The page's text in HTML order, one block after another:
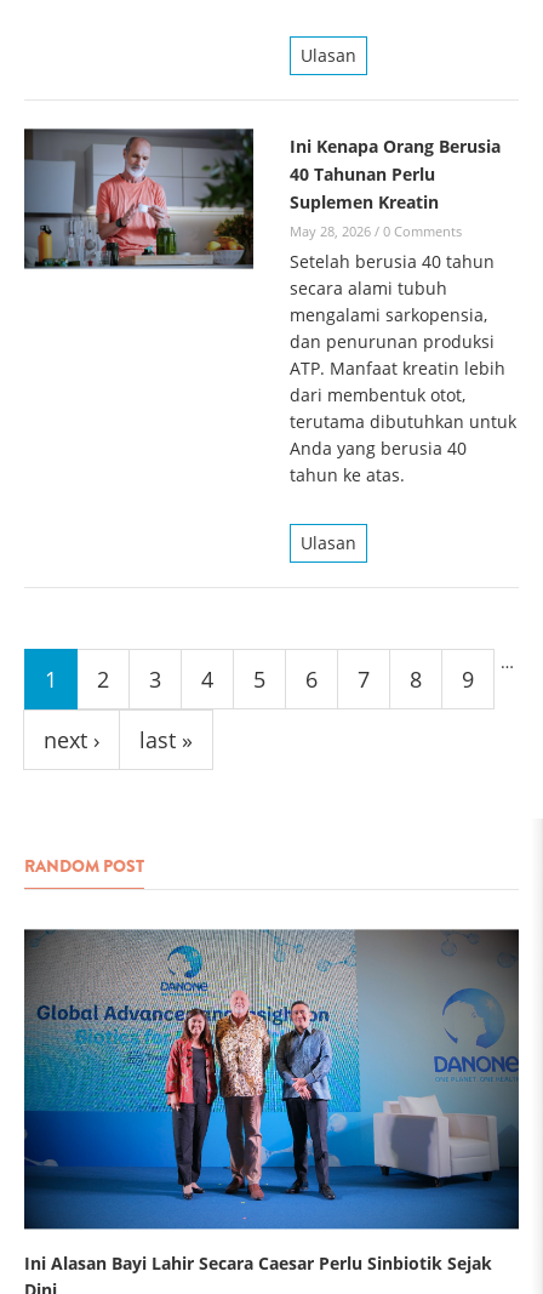
Ulasan
Ini Kenapa Orang Berusia
40 Tahunan Perlu
Suplemen Kreatin
May 28, 2026 / 0 Comments
Setelah berusia 40 tahun
secara alami tubuh
mengalami sarkopensia,
dan penurunan produksi
ATP. Manfaat kreatin lebih
dari membentuk otot,
terutama dibutuhkan untuk
Anda yang berusia 40
tahun ke atas.
Ulasan
Pages
1 2 3 4 5 6 7 8 9
…
next › last »
RANDOM POST
Ini Alasan Bayi Lahir Secara Caesar Perlu Sinbiotik Sejak
Dini